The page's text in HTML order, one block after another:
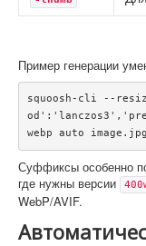
Пример генерации
squoosh-cli --
webp auto
Суффиксы особенно
где нужны версии
WebP/AVIF.